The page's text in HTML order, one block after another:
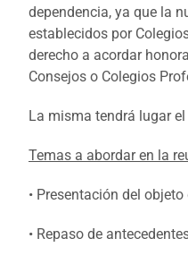
dependencia, ya que la
establecidos por
derecho a acordar
Consejos o Colegios
La misma tendrá lugar
Temas a abordar en la
• Presentación del
• Repaso de